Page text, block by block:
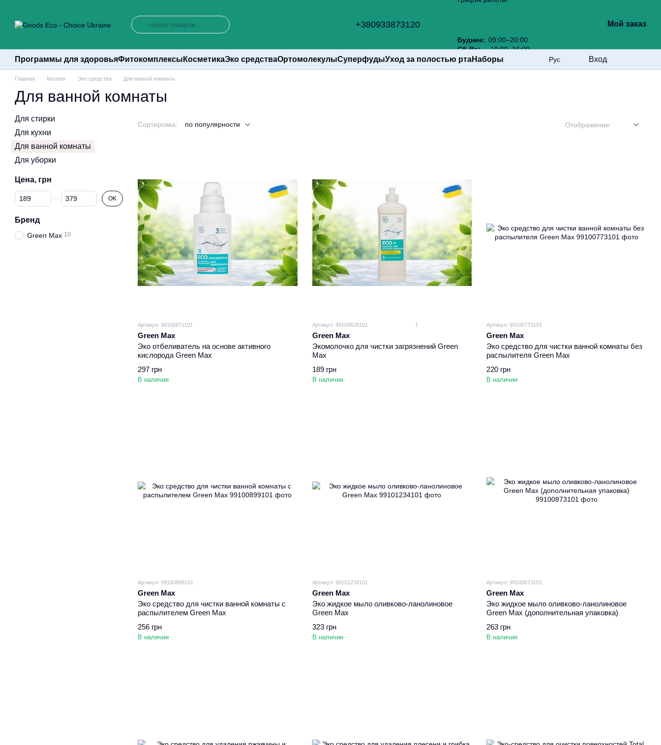
+380933873120
Будние: 09:00–20:00
Сб-Вс:
10:00–16:00
Мой заказ
Программы для здоровьяФитокомплексы КосметикаЭко средстваОртомолекулыСуперфудыУход за полостью ртаНаборы Рус Вход
Главная Каталог Эко средства Для ванной комнаты
Для ванной комнаты
Сортировка: по популярности Отображение:
Артикул: 99100871101
Green Max
Эко отбеливатель на основе активного
кислорода Green Max
297 грн
В наличии
Артикул: 99100528101 1
Green Max
Экомолочко для чистки загрязнений Green
Max
189 грн
В наличии
Артикул: 99100773101
Green Max
Эко средство для чистки ванной комнаты без
распылителя Green Max
220 грн
В наличии
Артикул: 99100899101
Green Max
Эко средство для чистки ванной комнаты с
распылителем Green Max
256 грн
В наличии
Артикул: 99101234101
Green Max
Эко жидкое мыло оливково-ланолиновое
Green Max
323 грн
В наличии
Артикул: 99100873101
Green Max
Эко жидкое мыло оливково-ланолиновое
Green Max (дополнительная упаковка)
263 грн
В наличии
Для стирки
Для кухни
Для ванной комнаты
Для уборки
Цена, грн
От Цена, грн
До Цена, грн OK
Бренд
Green Max 10